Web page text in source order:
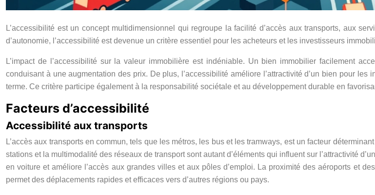
L’accessibilité est un concept multidimensionnel qui regroupe la facilité d’accès aux transports, aux
d’autonomie, l’accessibilité est devenue un critère essentiel pour les acheteurs et les investisseurs
L’impact de l’accessibilité sur la valeur immobilière est indéniable. Un bien immobilier facilement
conduisant à une augmentation des prix. De plus, l’accessibilité améliore l’attractivité d’un bien pour
terme. Ce critère participe également à la responsabilité sociétale et au développement durable en
Facteurs d’accessibilité
Accessibilité aux transports
L’accès aux transports en commun, tels que les métros, les bus et les tramways, est un facteur
stations et la multimodalité des réseaux de transport sont autant d’éléments qui influent sur l’attractivité
en voiture et améliore l’accès aux grandes villes et aux pôles d’emploi. La proximité des aéroports et
permet des déplacements rapides et efficaces vers d’autres régions ou pays.